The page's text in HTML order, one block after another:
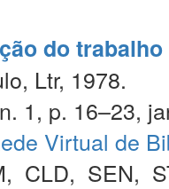
do trabalho
Ltr, 1978.
1, p. 16–23,
Virtual de
, CLD, SEN,